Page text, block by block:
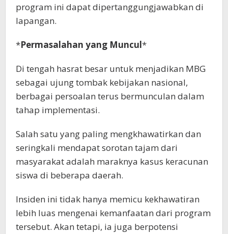
program ini dapat dipertanggungjawabkan di
lapangan.
*Permasalahan yang Muncul*
Di tengah hasrat besar untuk menjadikan MBG
sebagai ujung tombak kebijakan nasional,
berbagai persoalan terus bermunculan dalam
tahap implementasi.
Salah satu yang paling mengkhawatirkan dan
seringkali mendapat sorotan tajam dari
masyarakat adalah maraknya kasus keracunan
siswa di beberapa daerah.
Insiden ini tidak hanya memicu kekhawatiran
lebih luas mengenai kemanfaatan dari program
tersebut. Akan tetapi, ia juga berpotensi